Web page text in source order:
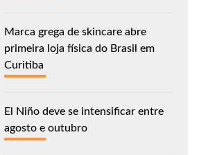
Marca grega de skincare abre
primeira loja física do Brasil em
Curitiba
El Niño deve se intensificar entre
agosto e outubro